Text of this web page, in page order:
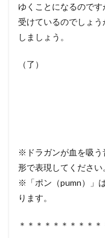
ゆくことになるので
受けているのでしょ
しましょう。
（了）
※ドラガンが血を吸う
形で表現してください
※「ポン（pumn）」
ります。
＊＊＊＊＊＊＊＊＊